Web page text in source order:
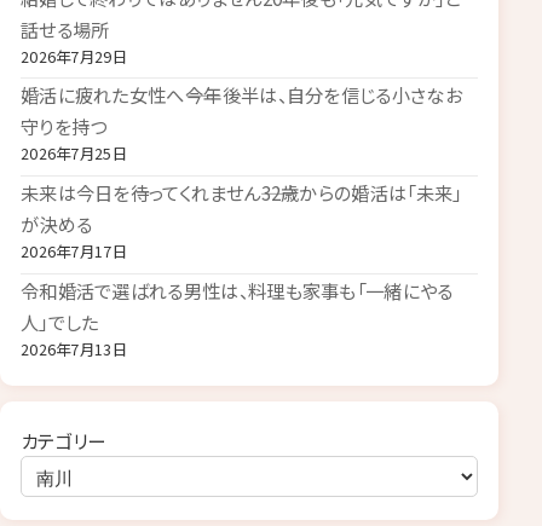
話せる場所
2026年7月29日
婚活に疲れた女性へ――今年後半は、自分を信じる小さなお
守りを持つ
2026年7月25日
未来は今日を待ってくれません――32歳からの婚活は「未来」
が決める
2026年7月17日
令和婚活で選ばれる男性は、料理も家事も「一緒にやる
人」でした
2026年7月13日
カテゴリー